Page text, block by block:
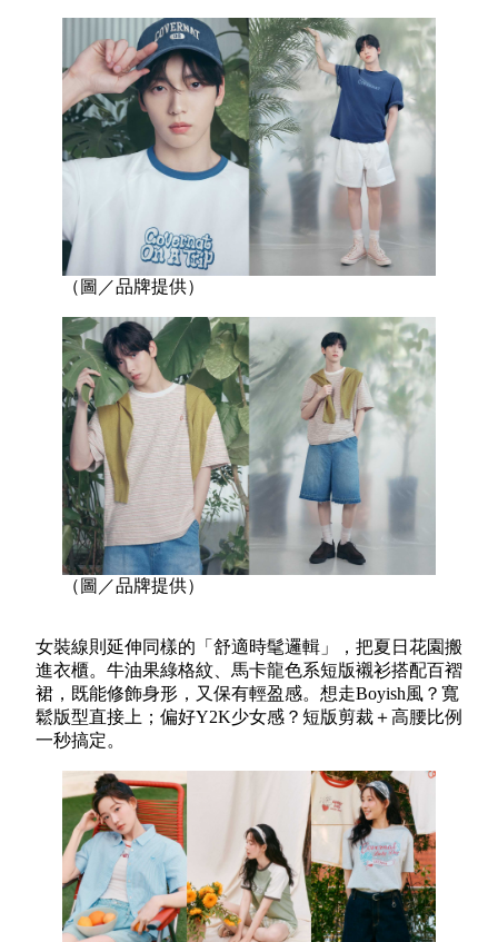
（圖／品牌提供）
（圖／品牌提供）
女裝線則延伸同樣的「舒適時髦邏輯」，把夏日花園搬
進衣櫃。牛油果綠格紋、馬卡龍色系短版襯衫搭配百褶
裙，既能修飾身形，又保有輕盈感。想走Boyish風？寬
鬆版型直接上；偏好Y2K少女感？短版剪裁＋高腰比例
一秒搞定。